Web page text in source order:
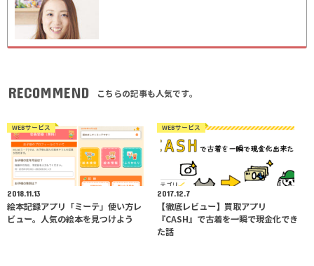
RECOMMEND こちらの記事も人気です。
WEBサービス
2018.11.13
絵本記録アプリ「ミーテ」使い方レ
ビュー。人気の絵本を見つけよう
WEBサービス
2017.12.7
【徹底レビュー】買取アプリ
『CASH』で古着を一瞬で現金化でき
た話